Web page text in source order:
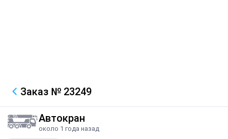
Заказ № 23249
Автокран
около 1 года назад